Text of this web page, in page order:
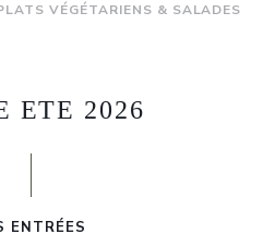
VÉGÉTARIENS & SALADES
ETE 2026
ENTRÉES